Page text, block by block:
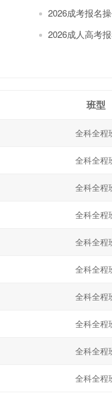
2026成考报名
2026成人高考
班型
全科全程
全科全程
全科全程
全科全程
全科全程
全科全程
全科全程
全科全程
全科全程
全科全程